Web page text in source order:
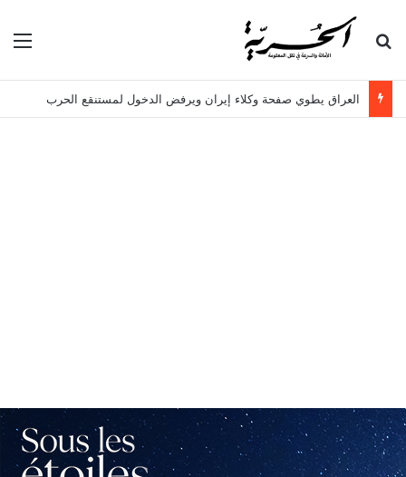
بحث عن
العراق يطوي صفحة وكلاء إيران ويرفض الدخول لمستنقع الحرب